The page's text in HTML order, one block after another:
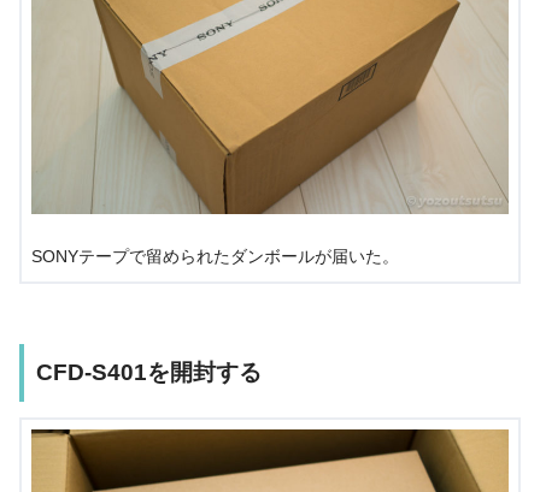
SONYテープで留められたダンボールが届いた。
CFD-S401を開封する